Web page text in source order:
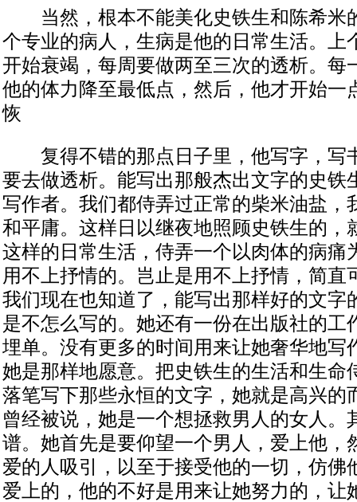
当然，根本不能美化史铁生和陈希米
个专业的病人，生病是他的日常生活。上
开始衰竭，每周要做两至三次的透析。每
他的体力降至最低点，然后，他才开始一
恢
复得不错的那点日子里，他写字，写
要去做透析。能写出那般杰出文字的史铁
写作者。我们都侍弄过正常的柴米油盐，
和平庸。这样日以继夜地照顾史铁生的，
这样的日常生活，侍弄一个以肉体的病痛
用不上抒情的。岂止是用不上抒情，简直
我们现在也知道了，能写出那样好的文字
是不怎么写的。她还有一份在出版社的工
埋单。没有更多的时间用来让她奢华地写
她是那样地愿意。把史铁生的生活和生命
落笔写下那些永恒的文字，她就是高兴的
曾经被说，她是一个想拯救男人的女人。
谱。她首先是要仰望一个男人，爱上他，
爱的人吸引，以至于接受他的一切，仿佛
爱上的，他的不好是用来让她努力的，让